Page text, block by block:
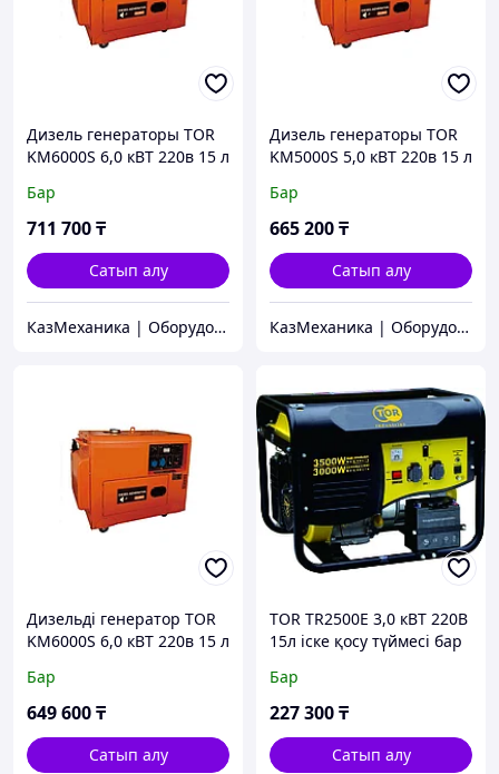
Дизель генераторы TOR
KM6000S 6,0 кВТ 220в 15 л
Бар
711 700₸
Сатып алу
КазМеханика | Оборудование TOR
Дизель генераторы TOR
KM5000S 5,0 кВТ 220в 15 л
Бар
665 200₸
Сатып алу
КазМеханика | Оборудование TOR
Дизельді генератор TOR
KM6000S 6,0 кВТ 220в 15 л
Бар
649 600₸
Сатып алу
TOR TR2500E 3,0 кВТ 220В
15л іске қосу түймесі бар
Бар
227 300₸
Сатып алу